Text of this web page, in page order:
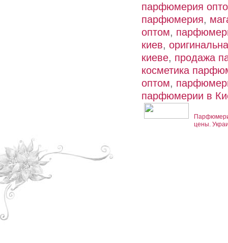
парфюмерия
парфюмерия,
оптом,
киев,
киеве, продажа
косметика
оптом,
парфюмерии в
цены.